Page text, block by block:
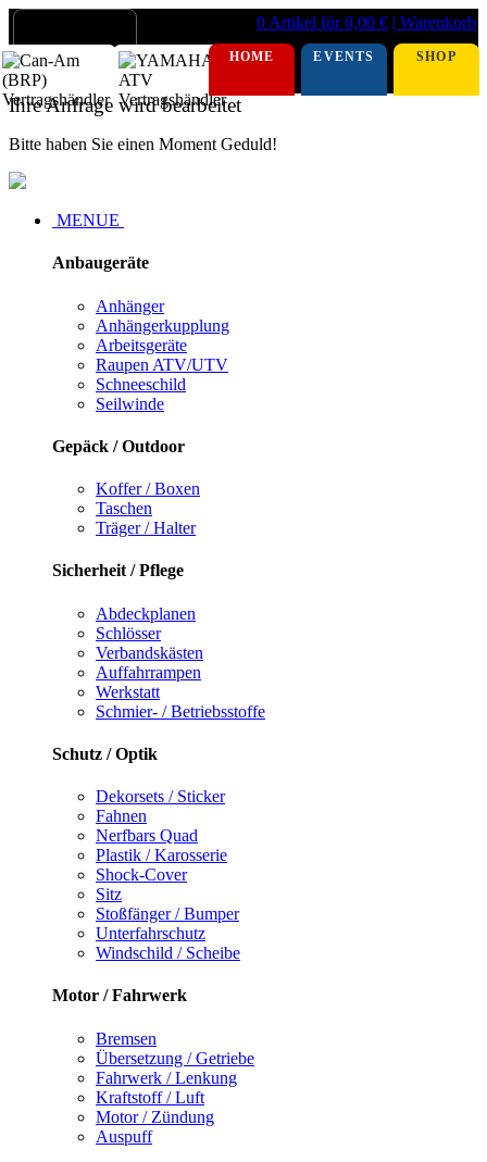
0 Artikel für 0,00 € | Warenkorb
HOME EVENTS SHOP
Ihre Anfrage wird bearbeitet
Bitte haben Sie einen Moment Geduld!
MENUE
Anbaugeräte
Anhänger
Anhängerkupplung
Arbeitsgeräte
Raupen ATV/UTV
Schneeschild
Seilwinde
Gepäck / Outdoor
Koffer / Boxen
Taschen
Träger / Halter
Sicherheit / Pflege
Abdeckplanen
Schlösser
Verbandskästen
Auffahrrampen
Werkstatt
Schmier- / Betriebsstoffe
Schutz / Optik
Dekorsets / Sticker
Fahnen
Nerfbars Quad
Plastik / Karosserie
Shock-Cover
Sitz
Stoßfänger / Bumper
Unterfahrschutz
Windschild / Scheibe
Motor / Fahrwerk
Bremsen
Übersetzung / Getriebe
Fahrwerk / Lenkung
Kraftstoff / Luft
Motor / Zündung
Auspuff